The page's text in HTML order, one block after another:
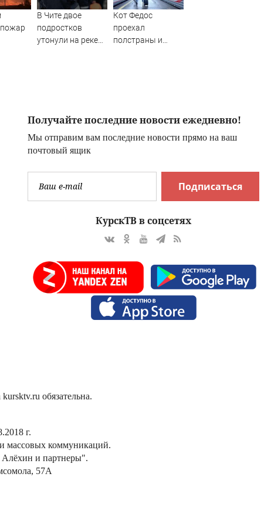
В Чите двое
подростков
утонули на реке
Кот Федос
проехал
полстраны и
Получайте последние новости ежедневно!
Мы отправим вам последние новости прямо на ваш
почтовый ящик
Подписаться
КурскТВ в соцсетях
обязательна.
г.
массовых коммуникаций.
Алёхин и партнеры".
57А